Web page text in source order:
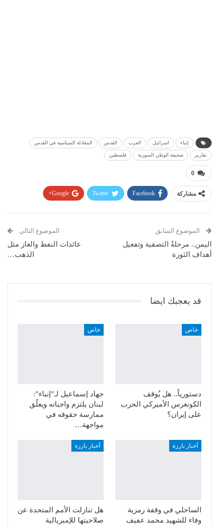
إنباء اسرائيل العرب القدس المعادلة السياسية في القدس
تقارير صحيفة الوطن السورية فلسطين
0
مشاركة Facebook
Twitter
Google+
البريد الإلكتروني
الموضوع السابق
اليمن.. مرحلةُ التصفية وتفعيل
أهداف الثورة
الموضوع التالي
عائدات النفط والغاز مثل
الذهب…
قد يعجبك ايضا
خاص
دستورياً.. هل يُوقف
الكونغرس الأميركي الحرب
على إيران؟
خاص
جهاد إسماعيل لـ”إنباء”:
لبنان يلتزم واجباته ويعلّق
ممارسة حقوقه في
مواجهة…
أخبار بارزة
الساحلي في وقفة رمزية
وفاء للشهيد محمد عفيف
أخبار بارزة
هل تنازلت الأمم المتحدة عن
صلاحيتها للإمبريالية